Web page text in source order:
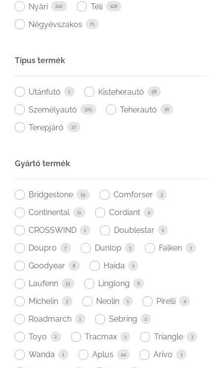
Nyári 222 Téli 128
Négyévszakos 71
Típus termék
Utánfutó 1 Kisteherautó 58
Személyautó 325 Teherautó 16
Terepjáró 37
Gyártó termék
Bridgestone 19 Comforser 3
Continental 11 Cordiant 4
CROSSWIND 1 Doublestar 1
Doupro 7 Dunlop 3 Falken 1
Goodyear 8 Haida 1
Laufenn 51 Linglong 6
Michelin 3 Neolin 1 Pirelli 4
Roadmarch 1 Sebring 2
Toyo 2 Tracmax 1 Triangle 3
Wanda 1 Aplus 54 Arivo 1